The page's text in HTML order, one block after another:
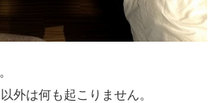
外は何も起こりません。